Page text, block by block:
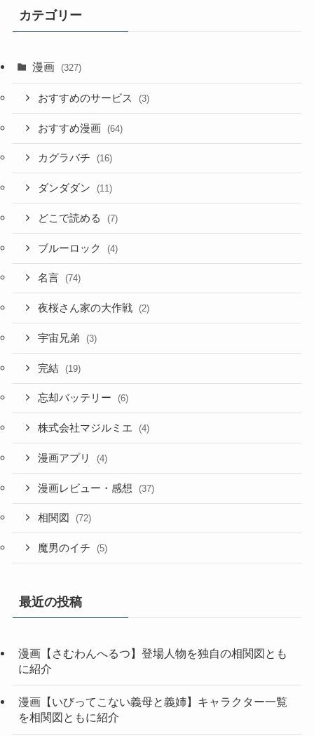
カテゴリー
漫画 (327)
おすすめのサービス (3)
おすすめ漫画 (64)
カグラバチ (16)
ダンダダン (11)
どこで読める (7)
ブルーロック (4)
名言 (74)
夜桜さん家の大作戦 (2)
宇宙兄弟 (3)
完結 (19)
忘却バッテリー (6)
株式会社マジルミエ (4)
漫画アプリ (4)
漫画レビュー・感想 (37)
相関図 (72)
魔男のイチ (5)
最近の投稿
漫画【さむわんへるつ】登場人物を独自の相関図とも
に紹介
漫画【いびってこない義母と義姉】キャラクター一覧
を相関図ともに紹介